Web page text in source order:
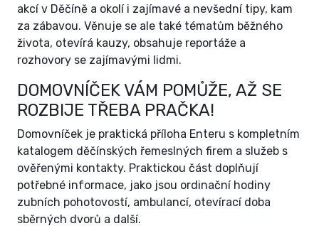
akcí v Děčíně a okolí i zajímavé a nevšední tipy, kam
za zábavou. Věnuje se ale také tématům běžného
života, otevírá kauzy, obsahuje reportáže a
rozhovory se zajímavými lidmi.
DOMOVNÍČEK VÁM POMŮŽE, AŽ SE
ROZBIJE TŘEBA PRAČKA!
Domovníček je praktická příloha Enteru s kompletním
katalogem děčínských řemeslných firem a služeb s
ověřenými kontakty. Praktickou část doplňují
potřebné informace, jako jsou ordinační hodiny
zubních pohotovostí, ambulancí, otevírací doba
sběrných dvorů a další.